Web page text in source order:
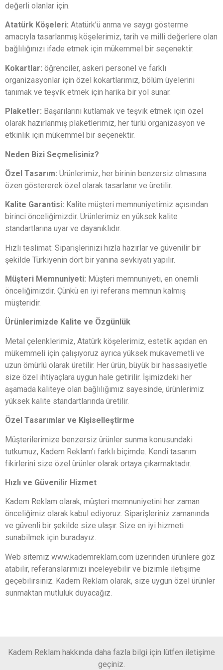
değerli olanlar için.
Atatürk Köşeleri: Atatürk’ü anma ve saygı gösterme
amacıyla tasarlanmış köşelerimiz, tarih ve milli değerlere olan
bağlılığınızı ifade etmek için mükemmel bir seçenektir.
Kokartlar: öğrenciler, askeri personel ve farklı
organizasyonlar için özel kokartlarımız, bölüm üyelerini
tanımak ve teşvik etmek için harika bir yol sunar.
Plaketler: Başarılarını kutlamak ve teşvik etmek için özel
olarak hazırlanmış plaketlerimiz, her türlü organizasyon ve
etkinlik için mükemmel bir seçenektir.
Neden Bizi Seçmelisiniz?
Özel Tasarım: Ürünlerimiz, her birinin benzersiz olmasına
özen göstererek özel olarak tasarlanır ve üretilir.
Kalite Garantisi: Kalite müşteri memnuniyetimiz açısından
birinci önceliğimizdir. Ürünlerimiz en yüksek kalite
standartlarına uyar ve dayanıklıdır.
Hızlı teslimat: Siparişlerinizi hızla hazırlar ve güvenilir bir
şekilde Türkiyenin dört bir yanına sevkiyatı yapılır.
Müşteri Memnuniyeti: Müşteri memnuniyeti, en önemli
önceliğimizdir. Çünkü en iyi referans memnun kalmış
müşteridir.
Ürünlerimizde Kalite ve Özgünlük
Metal çelenklerimiz, Atatürk köşelerimiz, estetik açıdan en
mükemmeli için çalışıyoruz ayrıca yüksek mukavemetli ve
uzun ömürlü olarak üretilir. Her ürün, büyük bir hassasiyetle
size özel ihtiyaçlara uygun hale getirilir. İşimizdeki her
aşamada kaliteye olan bağlılığımız sayesinde, ürünlerimiz
yüksek kalite standartlarında üretilir.
Özel Tasarımlar ve Kişiselleştirme
Müşterilerimize benzersiz ürünler sunma konusundaki
tutkumuz, Kadem Reklam’ı farklı biçimde. Kendi tasarım
fikirlerini size özel ürünler olarak ortaya çıkarmaktadır.
Hızlı ve Güvenilir Hizmet
Kadem Reklam olarak, müşteri memnuniyetini her zaman
önceliğimiz olarak kabul ediyoruz. Siparişleriniz zamanında
ve güvenli bir şekilde size ulaşır. Size en iyi hizmeti
sunabilmek için buradayız.
Web sitemiz www.kademreklam.com üzerinden ürünlere göz
atabilir, referanslarımızı inceleyebilir ve bizimle iletişime
geçebilirsiniz. Kadem Reklam olarak, size uygun özel ürünler
sunmaktan mutluluk duyacağız.
Kadem Reklam hakkında daha fazla bilgi için lütfen iletişime
geçiniz.